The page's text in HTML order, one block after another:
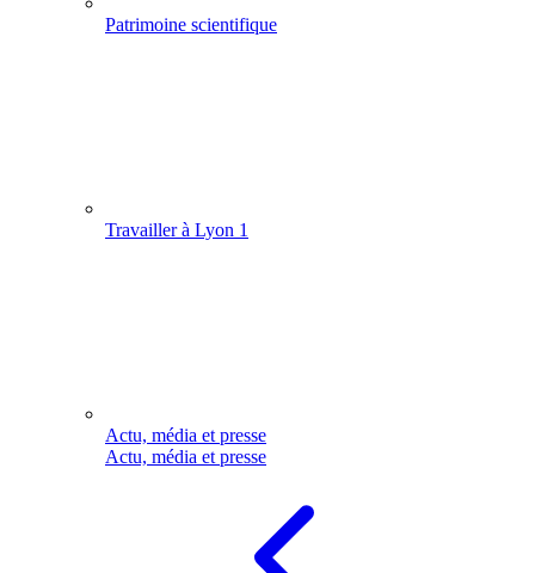
Patrimoine scientifique
Travailler à Lyon 1
Actu, média et presse
Actu, média et presse